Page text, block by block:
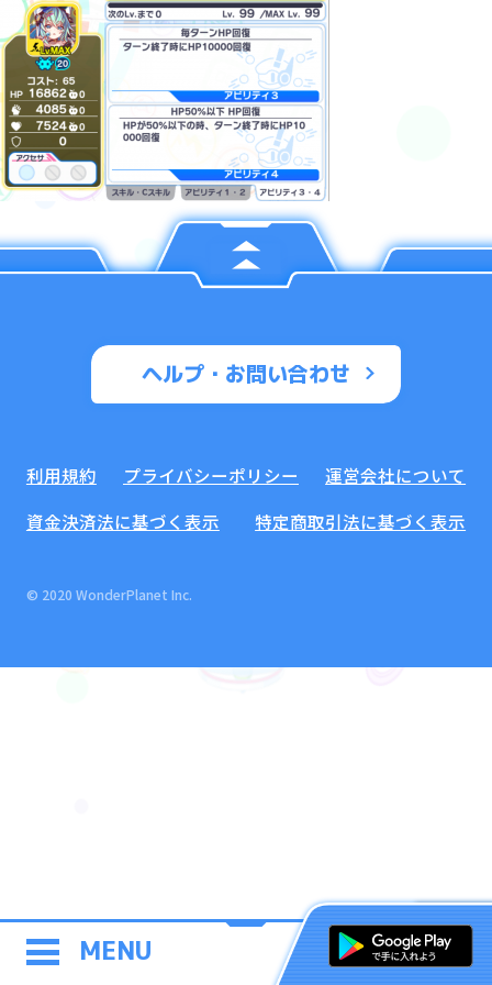
MENU
ヘルプ・お問い合わせ
利用規約 プライバシーポリシー
運営会社について
資金決済法に基づく表示
特定商取引法に基づく表示
© 2020 WonderPlanet Inc.